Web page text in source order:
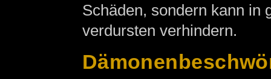
Schäden, sondern kann in
verdursten verhindern.